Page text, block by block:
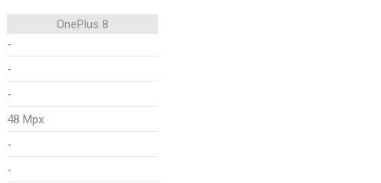
OnePlus 8
-
-
-
48 Mpx
-
-